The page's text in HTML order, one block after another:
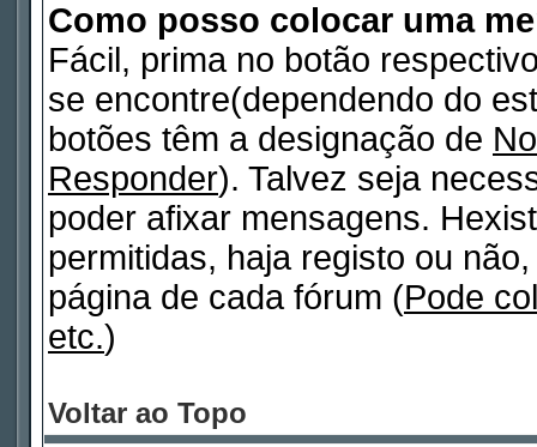
Como posso colocar uma
Fácil, prima no botão
se encontre(dependendo do
botões têm a designação de
Responder). Talvez seja
poder afixar mensagens.
permitidas, haja registo ou
página de cada fórum (Pode
etc.)
Voltar ao Topo